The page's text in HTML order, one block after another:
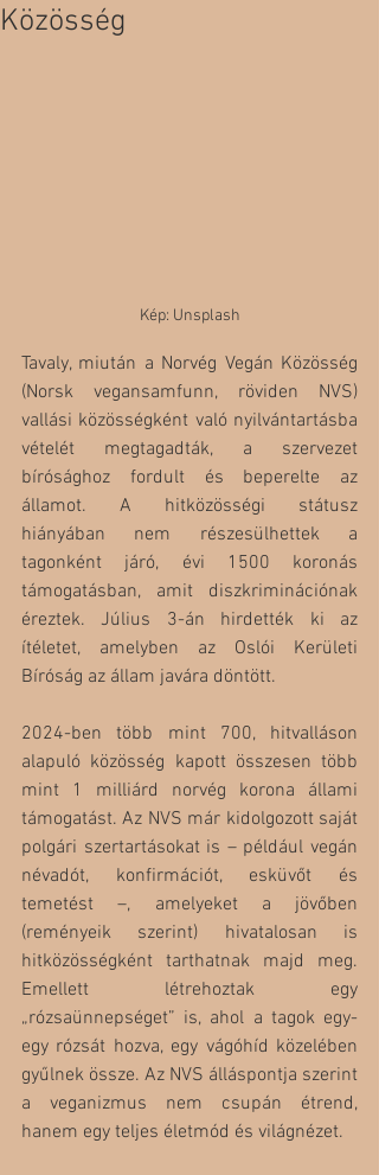
Közösség
Kép: Unsplash
Tavaly, miután a Norvég Vegán Közösség
(Norsk vegansamfunn, röviden NVS)
vallási közösségként való nyilvántartásba
vételét megtagadták, a szervezet
bírósághoz fordult és beperelte az
államot. A hitközösségi státusz
hiányában nem részesülhettek a
tagonként járó, évi 1500 koronás
támogatásban, amit diszkriminációnak
éreztek. Július 3-án hirdették ki az
ítéletet, amelyben az Oslói Kerületi
Bíróság az állam javára döntött.
2024-ben több mint 700, hitvalláson
alapuló közösség kapott összesen több
mint 1 milliárd norvég korona állami
támogatást. Az NVS már kidolgozott saját
polgári szertartásokat is – például vegán
névadót, konfirmációt, esküvőt és
temetést –, amelyeket a jövőben
(reményeik szerint) hivatalosan is
hitközösségként tarthatnak majd meg.
Emellett létrehoztak egy
„rózsaünnepséget” is, ahol a tagok egy-
egy rózsát hozva, egy vágóhíd közelében
gyűlnek össze. Az NVS álláspontja szerint
a veganizmus nem csupán étrend,
hanem egy teljes életmód és világnézet.